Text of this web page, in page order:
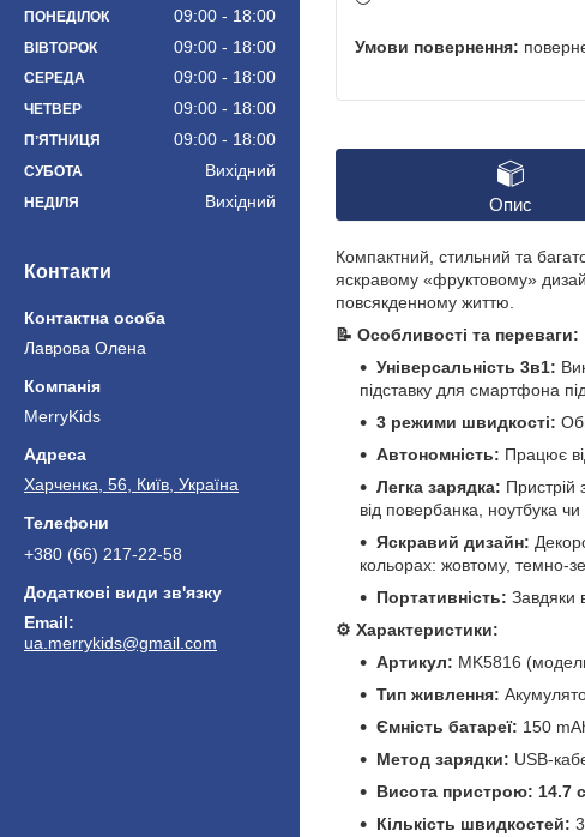
ПОНЕДІЛОК 09:00 18:00
ВІВТОРОК 09:00 18:00
СЕРЕДА 09:00 18:00
ЧЕТВЕР 09:00 18:00
ПʼЯТНИЦЯ 09:00 18:00
СУБОТА Вихідний
НЕДІЛЯ Вихідний
Контакти
Лаврова Олена
MerryKids
Харченка, 56, Київ, Україна
+380 (66) 217-22-58
ua.merrykids@gmail.com
Опис
Компактний, стильний та
яскравому «фруктовому»
повсякденному життю.
📝 Особливості та переваги:
Універсальність 3в1:
підставку для смартфона
3 режими швидкості:
Автономність: Працює
Легка зарядка: Пристрій
від повербанка, ноутбука
Яскравий дизайн:
кольорах: жовтому, темно-
Портативність: Завдяки
⚙️ Характеристики:
Артикул: MK5816
Тип живлення:
Ємність батареї: 150
Метод зарядки: USB-
Висота пристрою: 14.7
Кількість швидкостей: